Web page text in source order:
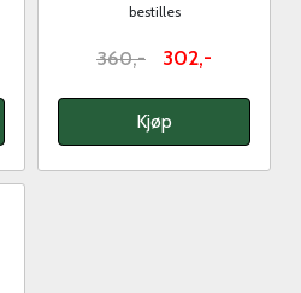
bestilles
360,- 302,-
Kjøp